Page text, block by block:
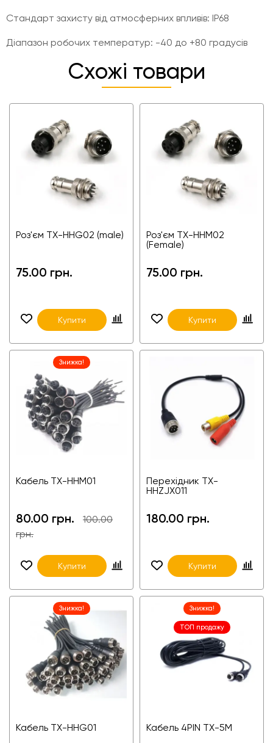
Стандарт захисту від атмосферних впливів: IP68
Діапазон робочих температур: -40 до +80 градусів
Схожі товари
Роз'єм TX-HHG02 (male)
75.00 грн.
Купити
Роз'єм TX-HHM02
(Female)
75.00 грн.
Купити
Знижка!
Кабель TX-HHM01
80.00 грн.
100.00
грн.
Купити
Перехідник TX-
HHZJX011
180.00 грн.
Купити
Знижка!
Кабель TX-HHG01
Знижка!
ТОП продажу
Кабель 4PIN TX-5M